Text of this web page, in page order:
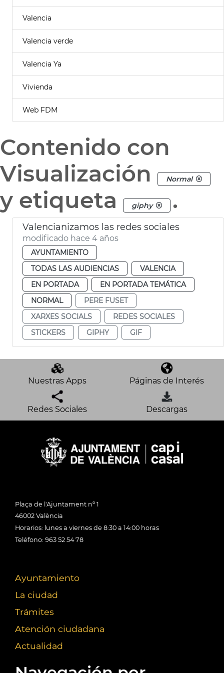
Valencia
Valencia verde
Valencia Ya
Vivienda
Web FDM
Contenido con
Visualización
Normal
y etiqueta giphy .
Valencianizamos las redes sociales
modificado hace 4 años
AYUNTAMIENTO
TODAS LAS AUDIENCIAS
VALENCIA
EN PORTADA
EN PORTADA TEMÁTICA
NORMAL
PERE FUSET
XARXES SOCIALS
REDES SOCIALES
STICKERS
GIPHY GIF
Nuestras Apps Páginas de Interés
Redes Sociales Descargas
Plaça de l'Ajuntament nº 1
46002 València
Horarios: lunes a viernes de 8:30 a 14:00 horas
Teléfono: 963 52 54 78
Ayuntamiento
La ciudad
Trámites
Atención ciudadana
Actualidad